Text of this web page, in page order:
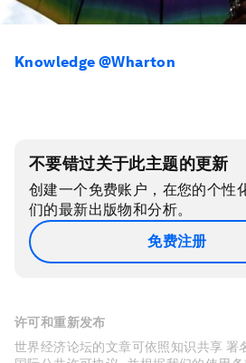
Knowledge @Wharton
不要错过关于此主题的更新
创建一个免费账户，在您的个性
们的最新出版物和分析。
免费注册
许可和重新发布
世界经济论坛的文章可依照知识共享 署